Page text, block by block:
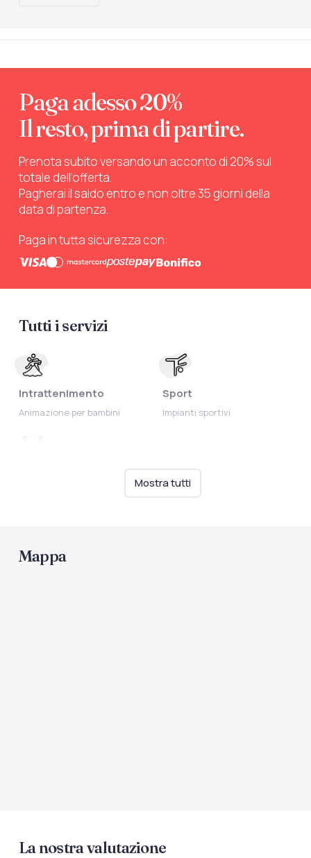
Paga adesso 20%
Il resto, prima di partire.
Prenota subito versando un acconto di 20% sul
totale dell’offerta.
Pagherai il saldo entro e non oltre 35 giorni della
data di partenza.
Paga in tutta sicurezza con:
Tutti i servizi
Intrattenimento
Animazione per bambini
Sport
Impianti sportivi
Mostra tutti
Mappa
La nostra valutazione